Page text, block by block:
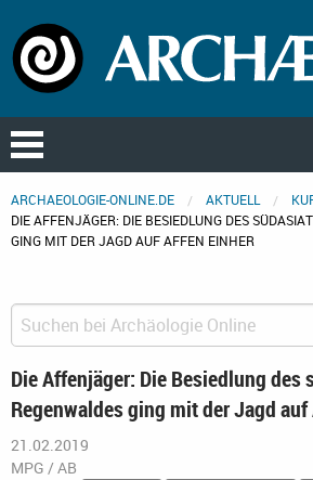
ARCHAEOLOGIE-ONLINE.DE AKTUELL
DIE AFFENJÄGER: DIE BESIEDLUNG DES
GING MIT DER JAGD AUF AFFEN EINHER
Die Affenjäger: Die Besiedlung des
Regenwaldes ging mit der Jagd
21.02.2019
MPG / AB